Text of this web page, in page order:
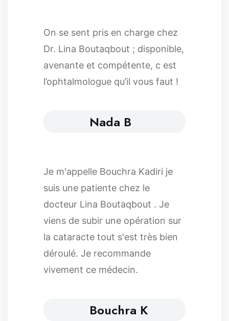
On se sent pris en charge chez
Dr. Lina Boutaqbout ; disponible,
avenante et compétente, c est
l’ophtalmologue qu’il vous faut !
Nada B
Je m'appelle Bouchra Kadiri je
suis une patiente chez le
docteur Lina Boutaqbout . Je
viens de subir une opération sur
la cataracte tout s'est très bien
déroulé. Je recommande
vivement ce médecin.
Bouchra K